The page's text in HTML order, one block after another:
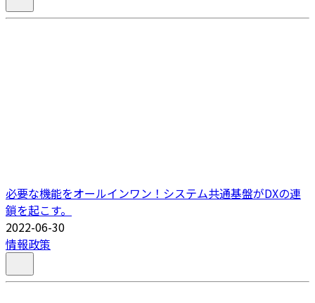
必要な機能をオールインワン！システム共通基盤がDXの連
鎖を起こす。
2022-06-30
情報政策